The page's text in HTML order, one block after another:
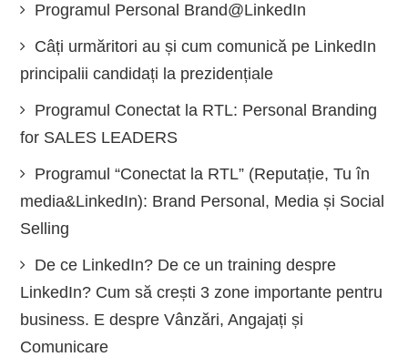
Programul Personal Brand@LinkedIn
Câți urmăritori au și cum comunică pe LinkedIn
principalii candidați la prezidențiale
Programul Conectat la RTL: Personal Branding
for SALES LEADERS
Programul “Conectat la RTL” (Reputație, Tu în
media&LinkedIn): Brand Personal, Media și Social
Selling
De ce LinkedIn? De ce un training despre
LinkedIn? Cum să crești 3 zone importante pentru
business. E despre Vânzări, Angajați și
Comunicare